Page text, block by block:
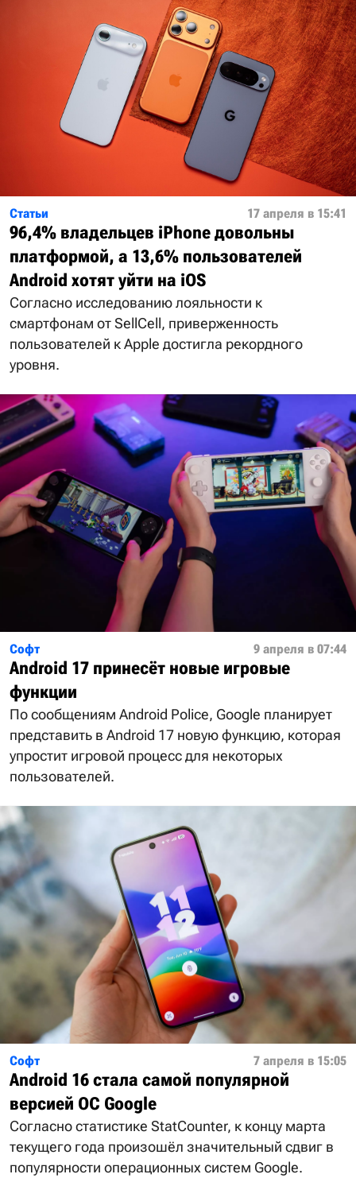
Статьи 17 апреля в 15:41
96,4% владельцев iPhone довольны
платформой, а 13,6% пользователей
Android хотят уйти на iOS
Согласно исследованию лояльности к
смартфонам от SellCell, приверженность
пользователей к Apple достигла рекордного
уровня.
Софт 9 апреля в 07:44
Android 17 принесёт новые игровые
функции
По сообщениям Android Police, Google планирует
представить в Android 17 новую функцию, которая
упростит игровой процесс для некоторых
пользователей.
Софт 7 апреля в 15:05
Android 16 стала самой популярной
версией ОС Google
Согласно статистике StatCounter, к концу марта
текущего года произошёл значительный сдвиг в
популярности операционных систем Google.